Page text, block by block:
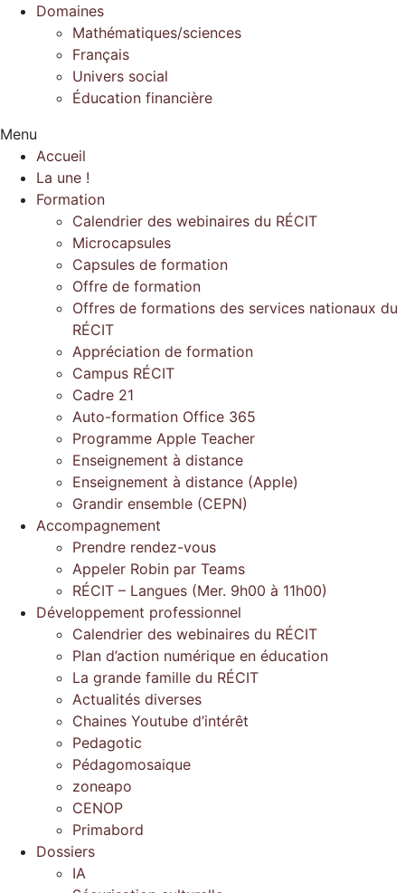
Domaines
Mathématiques/sciences
Français
Univers social
Éducation financière
Menu
Accueil
La une !
Formation
Calendrier des webinaires du RÉCIT
Microcapsules
Capsules de formation
Offre de formation
Offres de formations des services nationaux du
RÉCIT
Appréciation de formation
Campus RÉCIT
Cadre 21
Auto-formation Office 365
Programme Apple Teacher
Enseignement à distance
Enseignement à distance (Apple)
Grandir ensemble (CEPN)
Accompagnement
Prendre rendez-vous
Appeler Robin par Teams
RÉCIT – Langues (Mer. 9h00 à 11h00)
Développement professionnel
Calendrier des webinaires du RÉCIT
Plan d’action numérique en éducation
La grande famille du RÉCIT
Actualités diverses
Chaines Youtube d’intérêt
Pedagotic
Pédagomosaique
zoneapo
CENOP
Primabord
Dossiers
IA